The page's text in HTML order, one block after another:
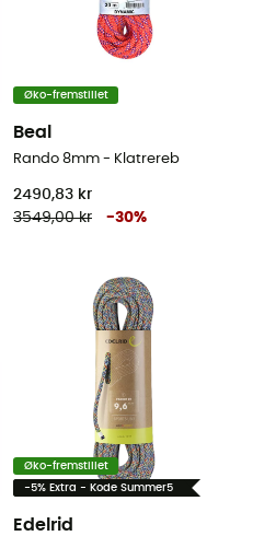
Øko-fremstillet
Beal
Rando 8mm - Klatrereb
2490,83 kr
3549,00 kr
-30%
Øko-fremstillet
-5% Extra - Kode Summer5
Edelrid